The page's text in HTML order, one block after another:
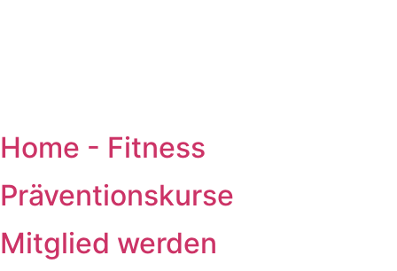
Home - Fitness
Präventionskurse
Mitglied werden